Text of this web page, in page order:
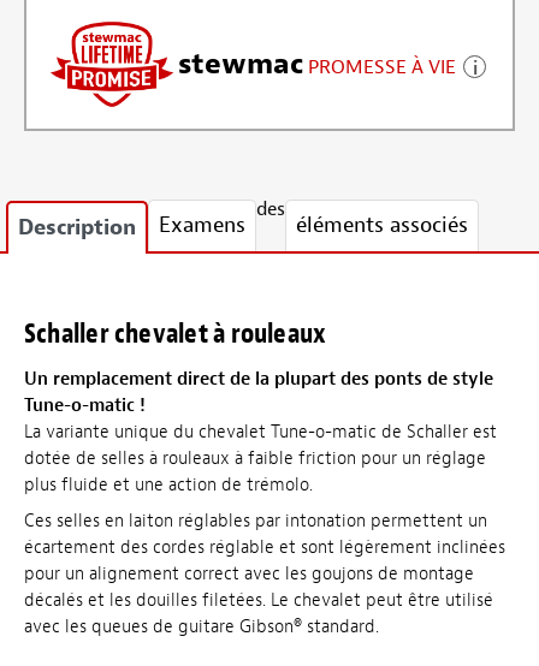
stewmac PROMESSE À VIE
Description Examens
des
éléments associés
Schaller chevalet à rouleaux
Un remplacement direct de la plupart des ponts de style
Tune-o-matic !
La variante unique du chevalet Tune-o-matic de Schaller est
dotée de selles à rouleaux à faible friction pour un réglage
plus fluide et une action de trémolo.
Ces selles en laiton réglables par intonation permettent un
écartement des cordes réglable et sont légèrement inclinées
pour un alignement correct avec les goujons de montage
décalés et les douilles filetées. Le chevalet peut être utilisé
avec les queues de guitare Gibson® standard.